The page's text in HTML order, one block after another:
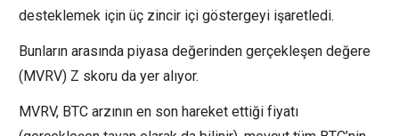
desteklemek için üç zincir içi göstergeyi işaretledi.
Bunların arasında piyasa değerinden gerçekleşen değere
(MVRV) Z skoru da yer alıyor.
MVRV, BTC arzının en son hareket ettiği fiyatı